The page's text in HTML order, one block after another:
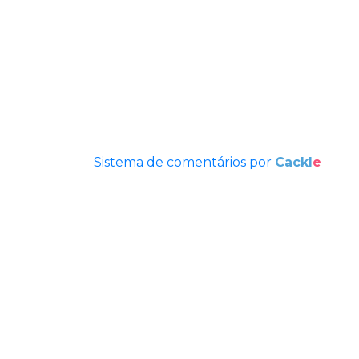
Sistema de comentários por Cackl e